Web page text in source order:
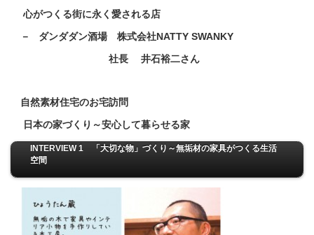
心がつくる街に永く愛される店
－ ダンダダン酒場 株式会社NATTY SWANKY
社長 井石裕二さん
自然素材住宅のお宅訪問
日本の家づくり～安心して暮らせる家
INTERVIEW 1 「大切な物」づくり～無垢材の家具がつくる生活
空間